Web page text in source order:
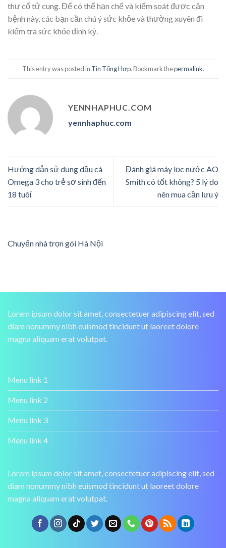
thư cổ tử cung. Để có thể hạn chế và kiểm soát được căn
bệnh này, các bạn cần chú ý sức khỏe và thường xuyên đi
kiểm tra sức khỏe định kỳ.
This entry was posted in Tin Tổng Hợp. Bookmark thepermalink.
YENNHAPHUC.COM
yennhaphuc.com
Hướng dẫn sử dụng dầu cá
Omega 3 cho trẻ sơ sinh đến
18 tuôỉ
Đánh giá máy lọc nước AO
Smith có tốt không? 5 lý do
nên mua cần lưu ý
Chuyển nhà trọn gói Hà Nội
Lorem ipsum dolor sit amet, consectetuer adipiscing elit, sed
diam nonummy nibh euismod tincidunt ut laoreet dolore
magna aliquam erat volutpat.
Menu link 1
Menu link 2
Menu link 3
Menu link 4
Lorem ipsum dolor sit amet, consectetuer adipiscing elit, sed
diam nonummy nibh euismod tincidunt ut laoreet dolore
magna aliquam erat volutpat.